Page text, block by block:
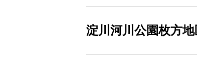
淀川河川公園枚方